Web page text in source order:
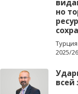
но
2025/
всей